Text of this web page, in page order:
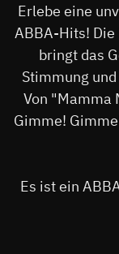
Erlebe eine
ABBA-Hits!
bringt das
Stimmung
Von "Mamma
Gimme!
Es ist ein